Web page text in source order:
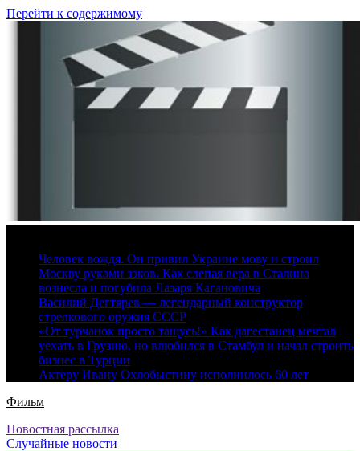
Перейти к содержимому
Человек вождя. Он привил Украине мову и строил
Москву руками зэков. Как слепая вера в Сталина
вознесла и погубила Лазаря Кагановича
Василий Дегтярев — легендарный конструктор
стрелкового оружия СССР
«От турчанок просто тащусь!» Как дагестанец мечтал
уехать в Грузию, но влюбился в Стамбул и начал строить
бизнес в Турции
Актеру Ивану Охлобыстину исполнилось 60 лет
Фильм
Новостная рассылка
Случайные новости